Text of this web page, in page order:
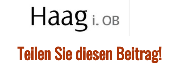
Teilen Sie diesen Beitrag!